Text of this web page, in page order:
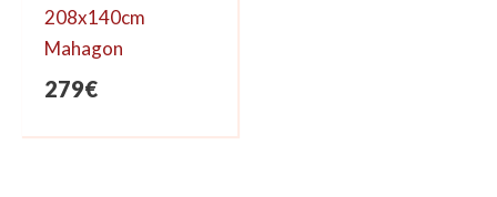
208x140cm
Mahagon
279€